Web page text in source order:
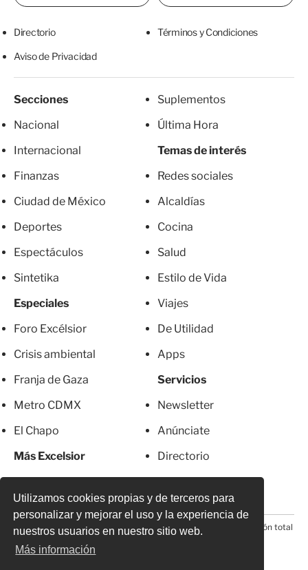
Utilizamos cookies propias y de terceros para
personalizar y mejorar el uso y la experiencia de
nuestros usuarios en nuestro sitio web.
Más información
Directorio Términos y Condiciones
Aviso de Privacidad
Secciones
Nacional
Internacional
Finanzas
Ciudad de México
Deportes
Espectáculos
Sintetika
Especiales
Foro Excélsior
Crisis ambiental
Franja de Gaza
Metro CDMX
El Chapo
Más Excelsior
Suplementos
Última Hora
Temas de interés
Redes sociales
Alcaldías
Cocina
Salud
Estilo de Vida
Viajes
De Utilidad
Apps
Servicios
Newsletter
Anúnciate
Directorio
© 2026 Todos los derechos reservados. Prohibida la reproducción total
o parcial, incluyendo cualquier medio electrónico*